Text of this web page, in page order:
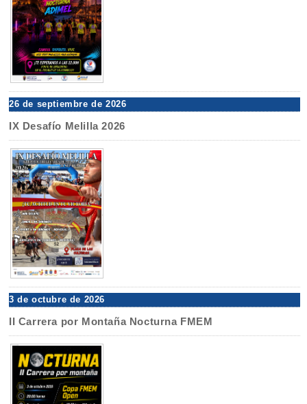
26 de septiembre de 2026
IX Desafío Melilla 2026
3 de octubre de 2026
II Carrera por Montaña Nocturna FMEM